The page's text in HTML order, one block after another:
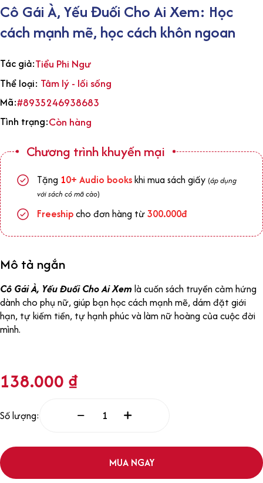
Cô Gái À, Yếu Đuối Cho Ai Xem: Học
cách mạnh mẽ, học cách khôn ngoan
Tác giả:Tiểu Phi Ngư
Thể loại: Tâm lý - lối sống
Mã:#8935246938683
Tình trạng:Còn hàng
Chương trình khuyến mại
Tặng 10+ Audio bookskhi mua sách giấy (áp dụng
với sách có mã cào)
Freeshipcho đơn hàng từ300.000đ
Mô tả ngắn
Cô Gái À, Yếu Đuối Cho Ai Xem là cuốn sách truyền cảm hứng
dành cho phụ nữ, giúp bạn học cách mạnh mẽ, dám đặt giới
hạn, tự kiếm tiền, tự hạnh phúc và làm nữ hoàng của cuộc đời
mình.
138.000 ₫
Số lượng:
MUA NGAY